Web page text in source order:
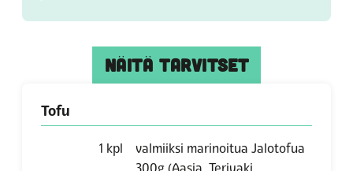
NÄITÄ TARVITSET
Tofu
1 kpl
valmiiksi marinoitua Jalotofua